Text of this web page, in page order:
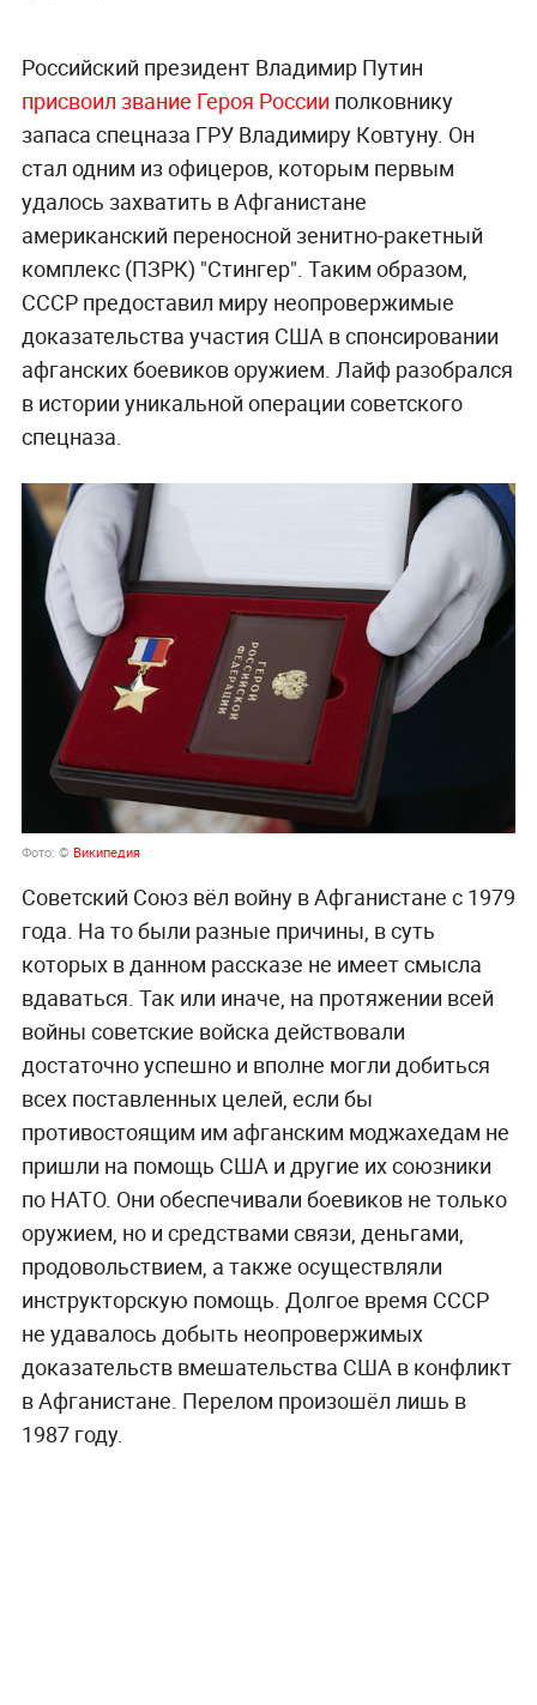
Российский президент Владимир Путин
присвоил звание Героя России полковнику
запаса спецназа ГРУ Владимиру Ковтуну. Он
стал одним из офицеров, которым первым
удалось захватить в Афганистане
американский переносной зенитно-ракетный
комплекс (ПЗРК) "Стингер". Таким образом,
СССР предоставил миру неопровержимые
доказательства участия США в спонсировании
афганских боевиков оружием. Лайф разобрался
в истории уникальной операции советского
спецназа.
Фото: © Википедия
Советский Союз вёл войну в Афганистане с 1979
года. На то были разные причины, в суть
которых в данном рассказе не имеет смысла
вдаваться. Так или иначе, на протяжении всей
войны советские войска действовали
достаточно успешно и вполне могли добиться
всех поставленных целей, если бы
противостоящим им афганским моджахедам не
пришли на помощь США и другие их союзники
по НАТО. Они обеспечивали боевиков не только
оружием, но и средствами связи, деньгами,
продовольствием, а также осуществляли
инструкторскую помощь. Долгое время СССР
не удавалось добыть неопровержимых
доказательств вмешательства США в конфликт
в Афганистане. Перелом произошёл лишь в
1987 году.